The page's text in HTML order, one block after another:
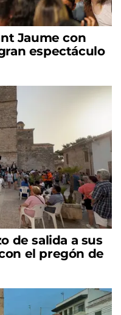
Jaume con
espectáculo
de salida a sus
el pregón de